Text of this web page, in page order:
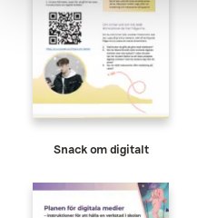
Snack om digitalt